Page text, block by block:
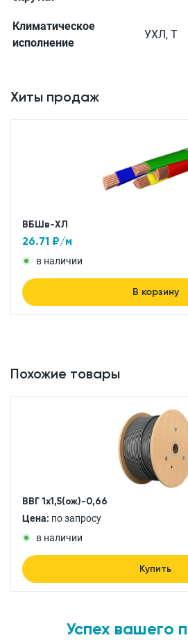
Климатическое
исполнение
УХЛ, Т
Хиты продаж
ВБШв-ХЛ
26.71 ₽/м
в наличии
В корзину
Похожие товары
ВВГ 1x1,5(ож)-0,66
Цена: по запросу
в наличии
Купить
Успех вашего